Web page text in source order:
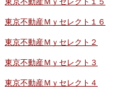
東京不動産Ｍｙセレクト１６
東京不動産Ｍｙセレクト２
東京不動産Ｍｙセレクト３
東京不動産Ｍｙセレクト４